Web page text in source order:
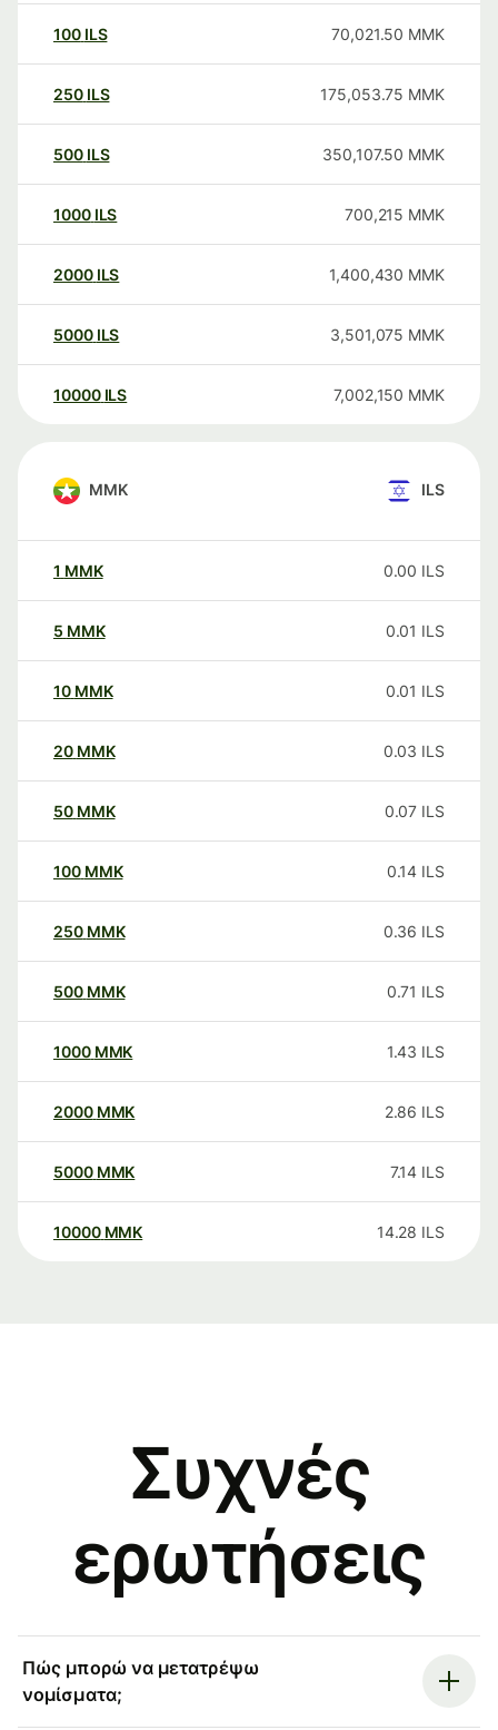
100 ILS 70,021.50 MMK
250 ILS 175,053.75 MMK
500 ILS 350,107.50 MMK
1000 ILS 700,215 MMK
2000 ILS 1,400,430 MMK
5000 ILS 3,501,075 MMK
10000 ILS 7,002,150 MMK
MMK ILS
1 MMK 0.00 ILS
5 MMK 0.01 ILS
10 MMK 0.01 ILS
20 MMK 0.03 ILS
50 MMK 0.07 ILS
100 MMK 0.14 ILS
250 MMK 0.36 ILS
500 MMK 0.71 ILS
1000 MMK 1.43 ILS
2000 MMK 2.86 ILS
5000 MMK 7.14 ILS
10000 MMK 14.28 ILS
Συχνές
ερωτήσεις
Πώς μπορώ να μετατρέψω
νομίσματα;